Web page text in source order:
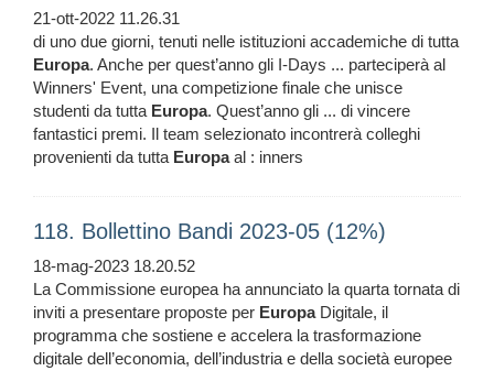
21-ott-2022 11.26.31
di uno due giorni, tenuti nelle istituzioni accademiche di tutta
Europa. Anche per quest’anno gli I-Days ... parteciperà al
Winners' Event, una competizione finale che unisce
studenti da tutta Europa. Quest’anno gli ... di vincere
fantastici premi. Il team selezionato incontrerà colleghi
provenienti da tutta Europaal : inners
118. Bollettino Bandi 2023-05 (12%)
18-mag-2023 18.20.52
La Commissione europea ha annunciato la quarta tornata di
inviti a presentare proposte per EuropaDigitale, il
programma che sostiene e accelera la trasformazione
digitale dell’economia, dell’industria e della società europee